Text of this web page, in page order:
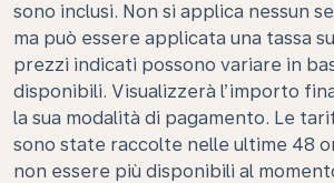
sono inclusi. Non si applica nessun
ma può essere applicata una tassa
prezzi indicati possono variare in
disponibili. Visualizzerà l’importo
la sua modalità di pagamento. Le
sono state raccolte nelle ultime 48
non essere più disponibili al